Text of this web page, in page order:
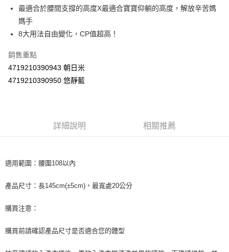
【關於「AFTEE先享後付」】
AFTEE先享後付是「在收到商品之後才付款」的支付方式。 讓您購物簡單
便利好安心！
１．簡單：不需註冊會員、不需綁卡、不需儲值。
３．安心：先確認商品／服務後，再付款。
【「AFTEE先享後付」結帳流程】
１．於結帳方式選擇「AFTEE先享後付」後，將跳轉至「AFTEE先享後付」
※ 請注意：結帳手續完成當下不需立刻繳費，但若您需要取消訂單，請聯絡
是否繳費成功／繳費後需取消欲退款等相關疑問，請聯繫「AFTEE先享後付
【注意事項】
易，需依本服務之必要範圍內提供個人資料，並將交易相關給付款項請求債
２．關於個人資料處理事宜，請瀏覽以下網址：
https://aftee.tw/terms/#terms3
ATM付款
運送方式
宅配
每筆NT$100，滿NT$590(含以上)免運費
最適合於腰間支撐的高度X最適合寶寶仰躺的高度，解放辛苦媽
媽手
8大用法自由變化，CP值超高！
銷售重點
4719210390943 朝日米
4719210390950 悠靜藍
詳細說明 相關推薦
適用範圍：腰圍108以內
產品尺寸：長145cm(±5cm)，最寬處20公分
購買注意：
購買前請確認產品尺寸是否適合您的體型